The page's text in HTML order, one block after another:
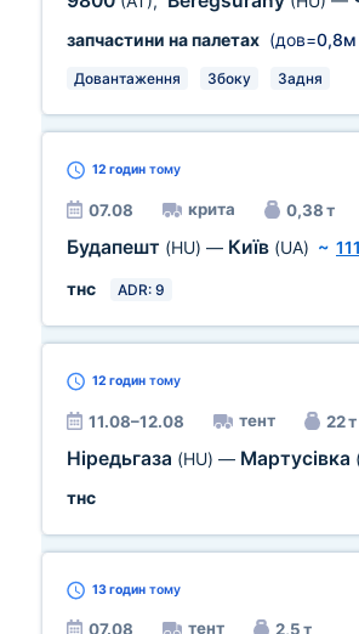
запчастини на палетах (дов=0,8м
Довантаження Збоку Задня
12 годин тому
07.08 крита 0,38 т
Будапешт (HU) — Київ (UA) ~
тнс
ADR: 9
12 годин тому
11.08–12.08 тент 22 т
Ніредьгаза (HU) — Мартусівка
тнс
13 годин тому
07.08 тент 2,5 т